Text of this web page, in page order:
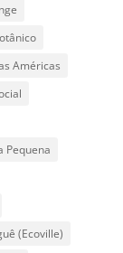
Américas
Pequena
(Ecoville)